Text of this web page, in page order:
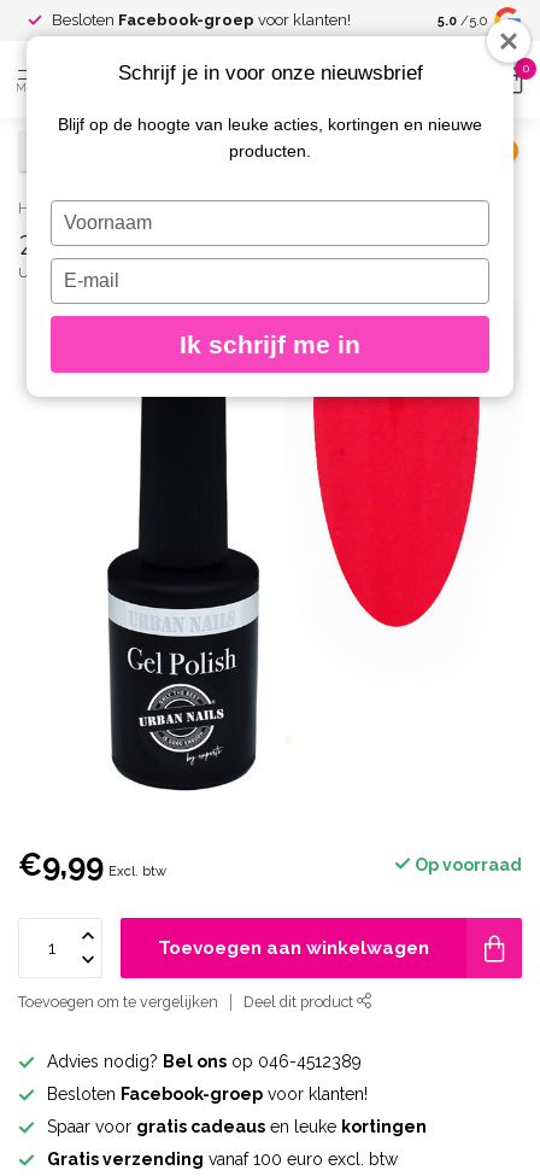
Besloten Facebook-groep voor klanten! Spaar voor
kortingen
5.0 /5.0
MENU
0
Home / 207 Gelpolish 8 gr.
207 Gelpolish 8 gr.
URBAN NAILS
€9,99 Excl. btw Op voorraad
Toevoegen aan winkelwagen
Toevoegen om te vergelijken Deel dit product
Advies nodig? Bel ons op 046-4512389
Besloten Facebook-groep voor klanten!
Spaar voor gratis cadeaus en leuke kortingen
Gratis verzending vanaf 100 euro excl. btw
Schrijf je in voor onze nieuwsbrief
Blijf op de hoogte van leuke acties, kortingen en nieuwe
producten.
Typ
je
naam
Typ
je
e-
in
Ik schrijf me in